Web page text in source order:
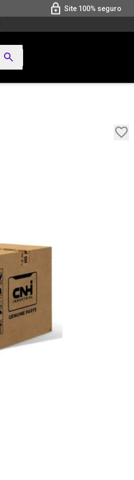
Site 100% seguro